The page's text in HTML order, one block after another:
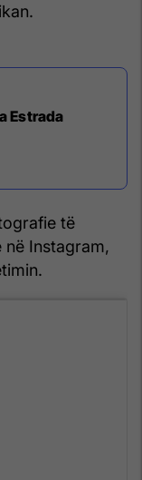
Estrada
të
Instagram,